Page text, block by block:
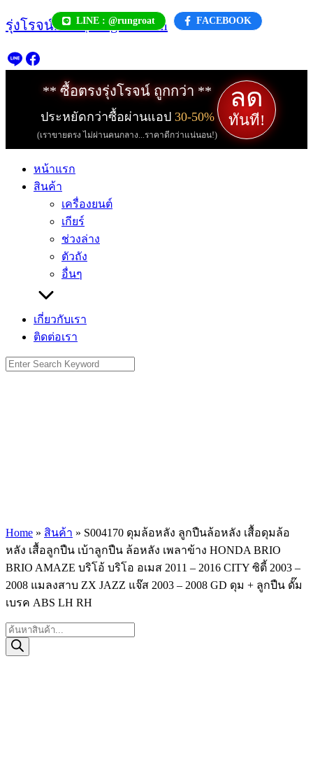
Skip
to
LINE : @rungroat FACEBOOK
รุ่งโรจน์.com | rungroat.com
** ซื้อตรงรุ่งโรจน์ ถูกกว่า **
ประหยัดกว่าซื้อผ่านแอป 30-50%
(เราขายตรง ไม่ผ่านคนกลาง...ราคาดีกว่าแน่นอน!)
ลด
ทันที!
หน้าแรก
สินค้า
เครื่องยนต์
เกียร์
ช่วงล่าง
ตัวถัง
อื่นๆ
เกี่ยวกับเรา
ติดต่อเรา
Search
for:
Home » สินค้า » S004170 ดุมล้อหลัง ลูกปืนล้อหลัง เสื้อดุมล้อ
หลัง เสื้อลูกปืน เบ้าลูกปืน ล้อหลัง เพลาข้าง HONDA BRIO
BRIO AMAZE บริโอ้ บริโอ อเมส 2011 – 2016 CITY ซิตี้ 2003 –
2008 แมลงสาบ ZX JAZZ แจ๊ส 2003 – 2008 GD ดุม + ลูกปืน ดั๊ม
เบรค ABS LH RH
Products
search